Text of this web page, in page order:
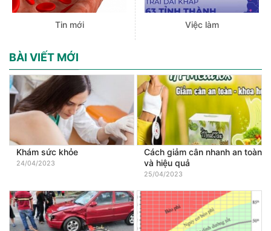
Tin mới Việc làm
BÀI VIẾT MỚI
Khám sức khỏe
24/04/2023
Cách giảm cân nhanh an toàn
và hiệu quả
25/04/2023